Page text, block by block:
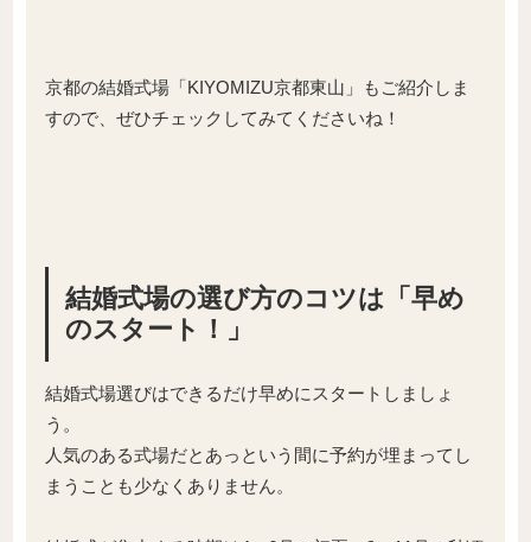
京都の結婚式場「KIYOMIZU京都東山」もご紹介しま
すので、ぜひチェックしてみてくださいね！
結婚式場の選び方のコツは「早め
のスタート！」
結婚式場選びはできるだけ早めにスタートしましょ
う。
人気のある式場だとあっという間に予約が埋まってし
まうことも少なくありません。